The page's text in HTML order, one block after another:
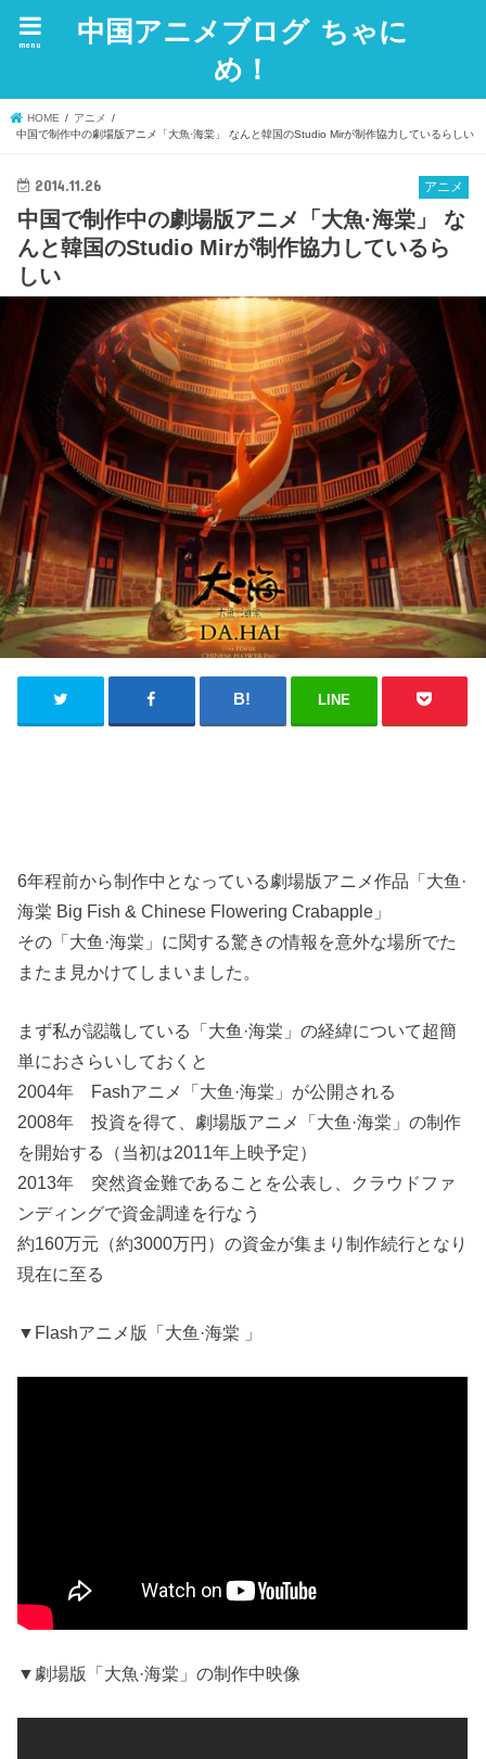
中国アニメブログ ちゃに
め！
menu
HOME
アニメ
中国で制作中の劇場版アニメ「大魚·海棠」 なんと韓国のStudio Mirが制作協力しているらしい
アニメ
2014.11.26
中国で制作中の劇場版アニメ「大魚·海棠」 な
んと韓国のStudio Mirが制作協力しているら
しい
LINE
6年程前から制作中となっている劇場版アニメ作品「大鱼·
海棠 Big Fish & Chinese Flowering Crabapple」
その「大鱼·海棠」に関する驚きの情報を意外な場所でた
またま見かけてしまいました。
まず私が認識している「大鱼·海棠」の経緯について超簡
単におさらいしておくと
2004年 Fashアニメ「大鱼·海棠」が公開される
2008年 投資を得て、劇場版アニメ「大鱼·海棠」の制作
を開始する（当初は2011年上映予定）
2013年 突然資金難であることを公表し、クラウドファ
ンディングで資金調達を行なう
約160万元（約3000万円）の資金が集まり制作続行となり
現在に至る
▼Flashアニメ版「大鱼·海棠 」
▼劇場版「大魚·海棠」の制作中映像